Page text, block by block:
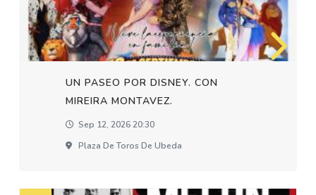
UN PASEO POR DISNEY. CON
MIREIRA MONTAVEZ.
Sep 12, 2026 20:30
Plaza De Toros De Ubeda